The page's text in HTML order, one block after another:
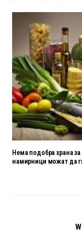
Нема подобра храна
намирници можат да